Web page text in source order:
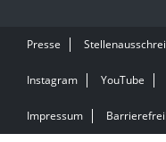
Presse
Instagram YouTube
Impressum